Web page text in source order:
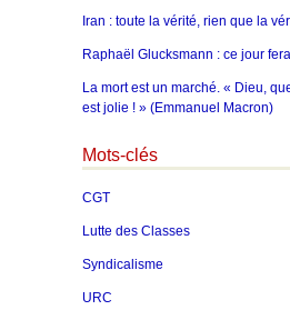
Iran : toute la vérité, rien que la
Raphaël Glucksmann : ce jour
La mort est un marché. « Dieu,
est jolie ! » (Emmanuel Macron)
Mots-clés
CGT
Lutte des Classes
Syndicalisme
URC